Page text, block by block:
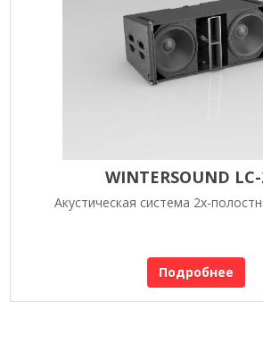
WINTERSOUND
Акустическая система 2х-
Подробнее